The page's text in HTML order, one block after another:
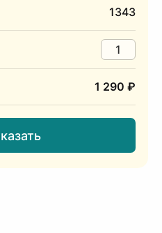
1343
1 290 ₽